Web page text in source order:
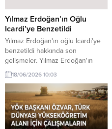
Yılmaz Erdoğan’ın Oğlu
Icardi’ye Benzetildi
Yılmaz Erdoğan'ın oğlu Icardi'ye
benzetildi hakkında son
gelişmeler. Yılmaz Erdoğan'ın
oğlu, benzerliği ile dikkat çekiyor.
Ünlü futbolcu Mauro Icardi ile
olan fiziksel benzerliği gündeme
geldi.
18/06/2026 10:03